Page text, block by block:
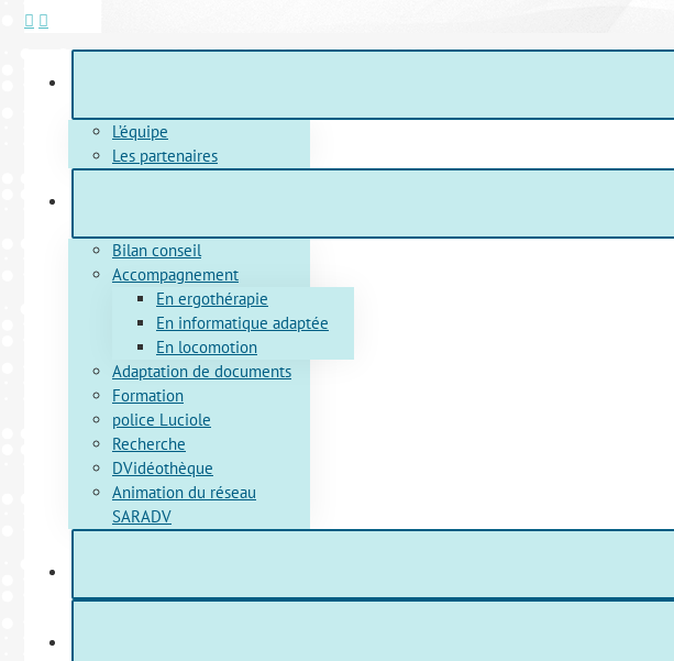
L’équipe
Les partenaires
Bilan conseil
Accompagnement
En ergothérapie
En informatique adaptée
En locomotion
Adaptation de documents
Formation
police Luciole
Recherche
DVidéothèque
Animation du réseau
SARADV